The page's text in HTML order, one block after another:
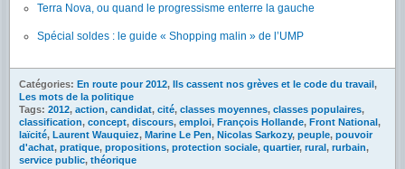
Terra Nova, ou quand le progressisme enterre la gauche
Spécial soldes : le guide « Shopping malin » de l’UMP
Catégories: En route pour 2012, Ils cassent nos grèves et le code du travail,
Les mots de la politique
Tags: 2012, action, candidat, cité, classes moyennes, classes populaires,
classification, concept, discours, emploi, François Hollande, Front National,
laïcité, Laurent Wauquiez, Marine Le Pen, Nicolas Sarkozy, peuple, pouvoir
d'achat, pratique, propositions, protection sociale, quartier, rural, rurbain,
service public, théorique